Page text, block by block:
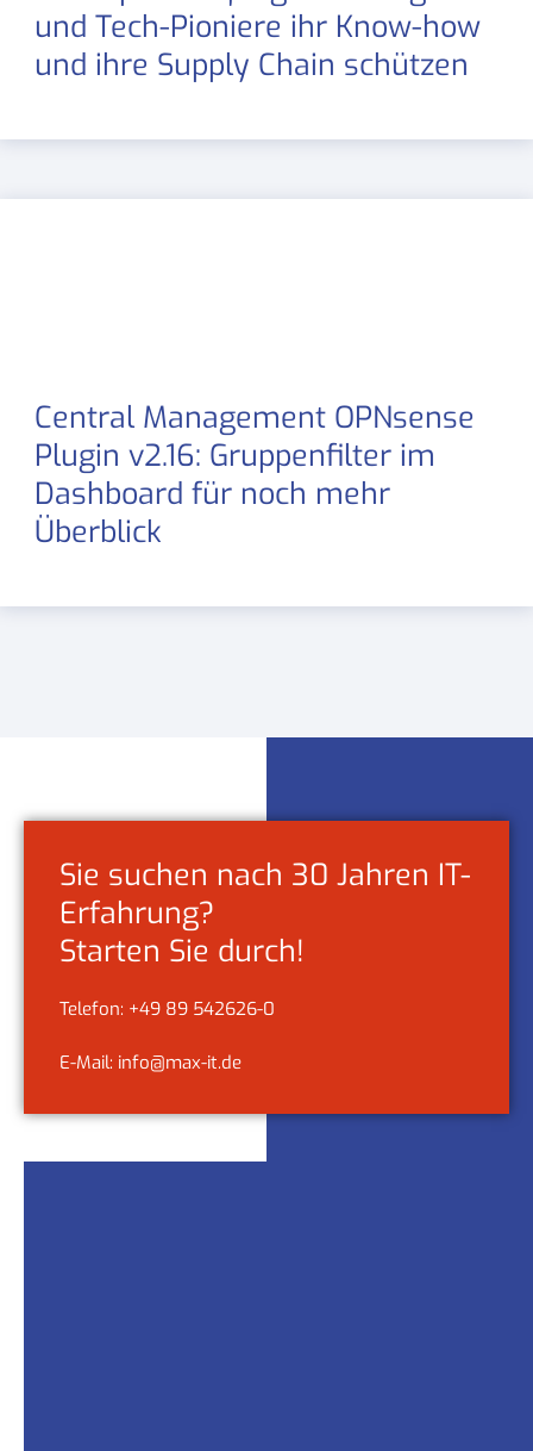
und Tech-Pioniere ihr Know-how
und ihre Supply Chain schützen
Central Management OPNsense
Plugin v2.16: Gruppenfilter im
Dashboard für noch mehr
Überblick
Sie suchen nach 30 Jahren IT-
Erfahrung?
Starten Sie durch!
Telefon: +49 89 542626-0
E-Mail: info@max-it.de